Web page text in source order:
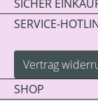
SICHER
SERVICE-
Vertrag
SHOP